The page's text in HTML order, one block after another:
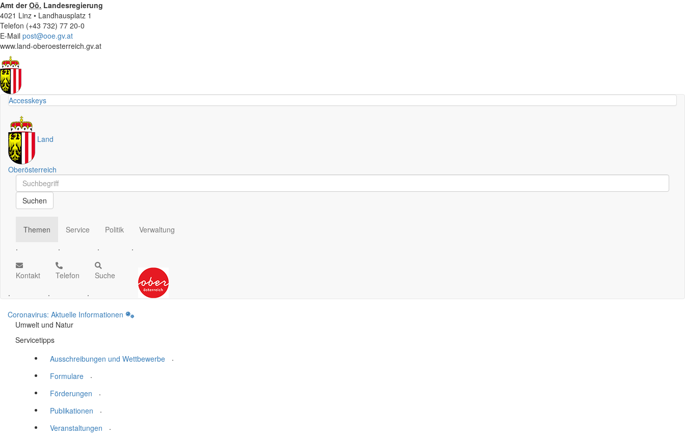
Amt derOö. Landesregierung
4021 Linz • Landhausplatz 1
Telefon (+43 732) 77 20-0
E-Mail post@ooe.gv.at
www.land-oberoesterreich.gv.at
Accesskeys
Land
Oberösterreich
Schnellsuche
Schnellsuche
Suchen
Themen
.
Service
.
Politik
.
Verwaltung
.
Kontakt
.
Telefon
.
Suche
.
Coronavirus: Aktuelle Informationen
Umwelt und Natur
Servicetipps
Ausschreibungen und Wettbewerbe
.
Formulare
.
Förderungen
.
Publikationen
.
Veranstaltungen
.